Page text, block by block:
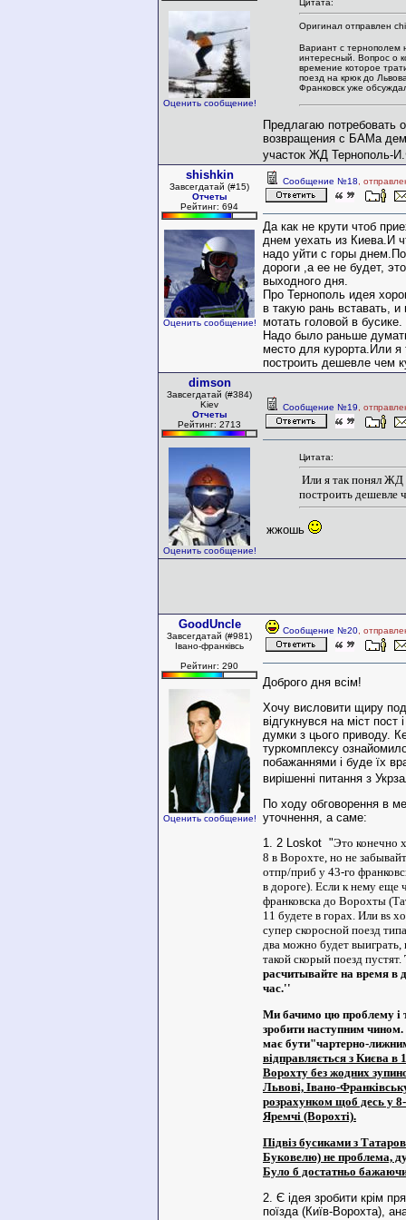
Оценить сообщение!
Оригинал отправлен
Вариант с тернополем
интересный. Вопрос о
времение которое
поезд на крюк до
Франковск уже
Предлагаю потребовать
возвращения с БАМа
участок ЖД Тернополь-
shishkin
Завсегдатай (#15)
Отчеты
Рейтинг: 694
Оценить сообщение!
Сообщение №18 ,
Да как не крути чтоб
днем уехать из Киева.И
надо уйти с горы
дороги ,а ее не будет,
выходного дня.
Про Тернополь идея
в такую рань вставать,
мотать головой в бусике.
Надо было раньше
место для курорта.Или
построить дешевле чем
dimson
Завсегдатай (#384)
Kiev
Отчеты
Рейтинг: 2713
Оценить сообщение!
Сообщение №19 ,
Цитата:
Или я так понял ЖД
построить дешевле
жжошь
GoodUncle
Завсегдатай (#981)
Івано-франківсь
Рейтинг: 290
Оценить сообщение!
Сообщение №20 ,
Доброго дня всім!
Хочу висловити щиру
відгукнувся на міст пост
думки з цього приводу.
туркомплексу
побажаннями і буде їх
вирішенні питання з
По ходу обговорення в
уточнення, а саме:
1. 2 Loskot "Это конечно
8 в Ворохте, но не
отпр/приб у 43-го
в дороге). Если к нему еще
франковска до Ворохты
11 будете в горах. Или вs
супер скоросной поезд
два можно будет выиграть,
такой скорый поезд пустят.
расчитывайте на время в
час.''
Ми бачимо цю проблему і
зробити наступним чином.
має бути"чартерно-
відправляється з Києва в
Ворохту без жодних
Львові, Івано-
розрахунком щоб десь у
Яремчі (Ворохті).
Підвіз бусиками з
Буковелю) не проблема,
Було б достатньо
2. Є ідея зробити крім
поїзда (Київ-Ворохта),